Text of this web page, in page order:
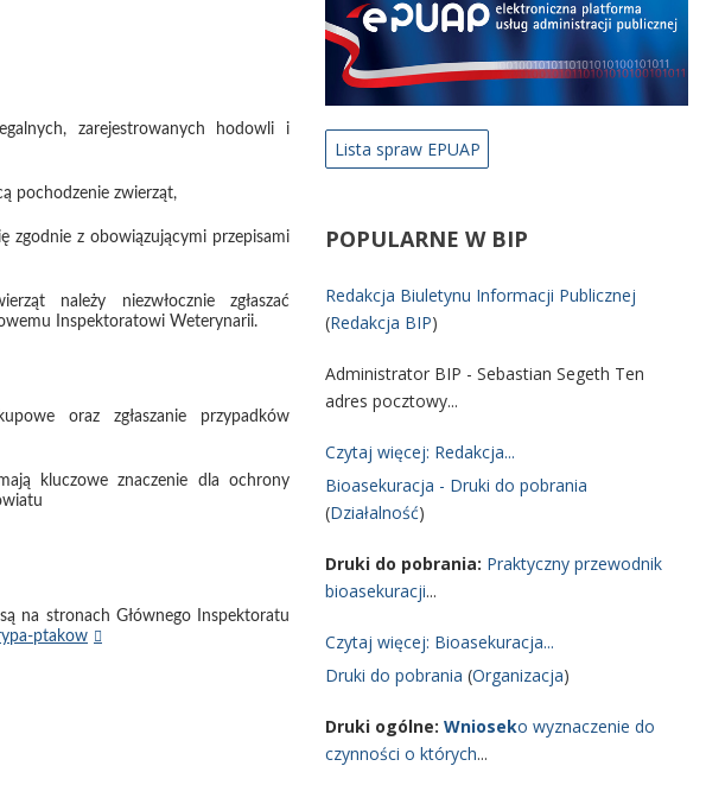
zarejestrowanych hodowli i
pochodzenie zwierząt,
zgodnie z obowiązującymi przepisami
należy niezwłocznie zgłaszać
Inspektoratowi Weterynarii.
oraz zgłaszanie przypadków
kluczowe znaczenie dla ochrony
na stronach Głównego Inspektoratu
ptakow
Lista spraw EPUAP
POPULARNE W BIP
Redakcja Biuletynu Informacji Publicznej
(Redakcja BIP)
Administrator BIP - Sebastian Segeth Ten
adres pocztowy...
Czytaj więcej: Redakcja...
Bioasekuracja - Druki do pobrania
(Działalność)
Druki do pobrania: Praktyczny przewodnik
bioasekuracji...
Czytaj więcej: Bioasekuracja...
Druki do pobrania (Organizacja)
Druki ogólne: Wnioseko wyznaczenie do
czynności o których...